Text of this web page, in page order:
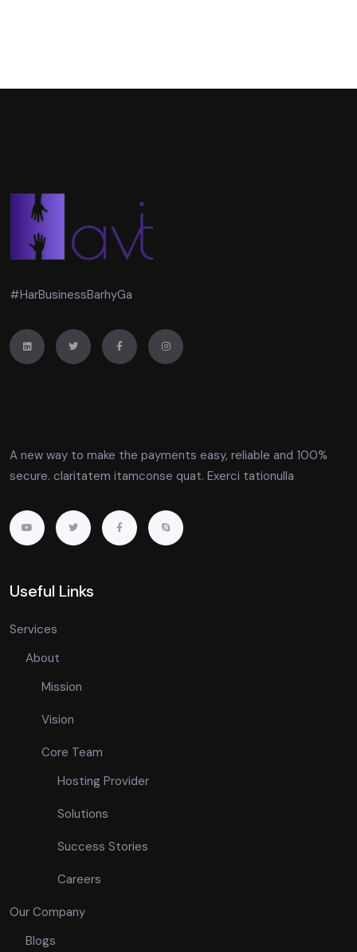
#HarBusinessBarhyGa
A new way to make the payments easy, reliable and 100%
secure. claritatem itamconse quat. Exerci tationulla
Useful Links
Services
About
Mission
Vision
Core Team
Hosting Provider
Solutions
Success Stories
Careers
Our Company
Blogs